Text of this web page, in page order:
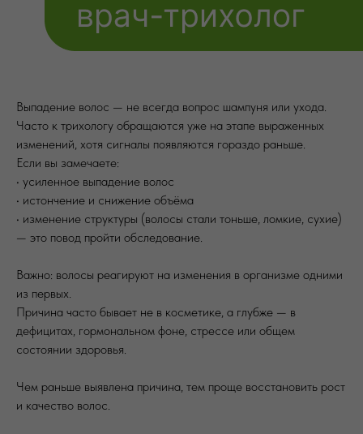
Выпадение волос — не всегда вопрос шампуня или ухода.
Часто к трихологу обращаются уже на этапе выраженных
изменений, хотя сигналы появляются гораздо раньше.
Если вы замечаете:
• усиленное выпадение волос
• истончение и снижение объёма
• изменение структуры (волосы стали тоньше, ломкие, сухие)
— это повод пройти обследование.
Важно: волосы реагируют на изменения в организме одними
из первых.
Причина часто бывает не в косметике, а глубже — в
дефицитах, гормональном фоне, стрессе или общем
состоянии здоровья.
Чем раньше выявлена причина, тем проще восстановить рост
и качество волос.